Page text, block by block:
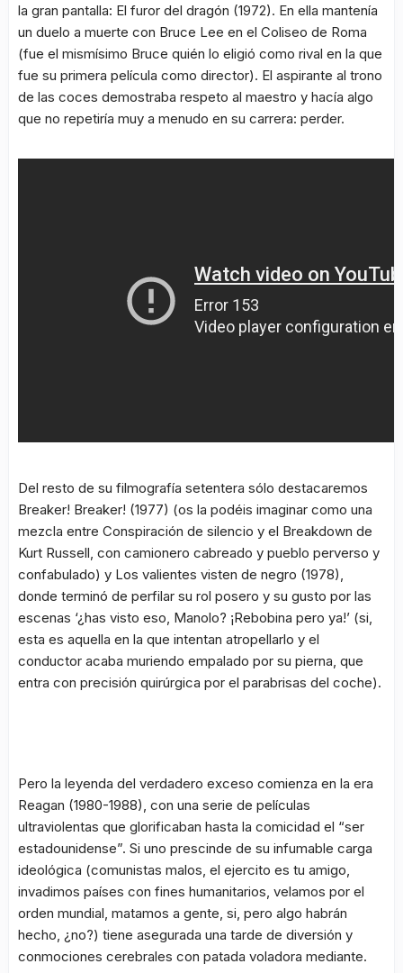
la gran pantalla: El furor del dragón (1972). En ella mantenía
un duelo a muerte con Bruce Lee en el Coliseo de Roma
(fue el mismísimo Bruce quién lo eligió como rival en la que
fue su primera película como director). El aspirante al trono
de las coces demostraba respeto al maestro y hacía algo
que no repetiría muy a menudo en su carrera: perder.
Del resto de su filmografía setentera sólo destacaremos
Breaker! Breaker! (1977) (os la podéis imaginar como una
mezcla entre Conspiración de silencio y el Breakdown de
Kurt Russell, con camionero cabreado y pueblo perverso y
confabulado) y Los valientes visten de negro (1978),
donde terminó de perfilar su rol posero y su gusto por las
escenas ‘¿has visto eso, Manolo? ¡Rebobina pero ya!’ (si,
esta es aquella en la que intentan atropellarlo y el
conductor acaba muriendo empalado por su pierna, que
entra con precisión quirúrgica por el parabrisas del coche).
Pero la leyenda del verdadero exceso comienza en la era
Reagan (1980-1988), con una serie de películas
ultraviolentas que glorificaban hasta la comicidad el “ser
estadounidense”. Si uno prescinde de su infumable carga
ideológica (comunistas malos, el ejercito es tu amigo,
invadimos países con fines humanitarios, velamos por el
orden mundial, matamos a gente, si, pero algo habrán
hecho, ¿no?) tiene asegurada una tarde de diversión y
conmociones cerebrales con patada voladora mediante.